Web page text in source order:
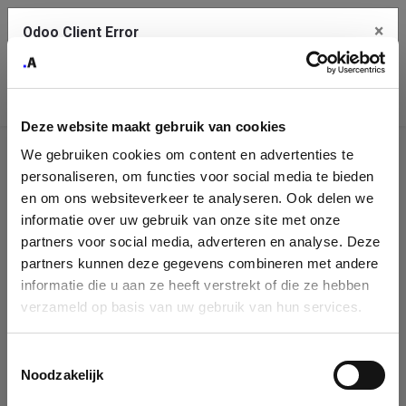
Deze website maakt gebruik van cookies
We gebruiken cookies om content en advertenties te
personaliseren, om functies voor social media te bieden
en om ons websiteverkeer te analyseren. Ook delen we
informatie over uw gebruik van onze site met onze
partners voor social media, adverteren en analyse. Deze
partners kunnen deze gegevens combineren met andere
informatie die u aan ze heeft verstrekt of die ze hebben
verzameld op basis van uw gebruik van hun services.
Noodzakelijk
Company
Identification
Please fill in your company details
You can search a company in our database by name, VAT or
enterprise ID. When a company is selected it will auto-complete the
form. If you don't find your company in our database, you can create
Odoo Client Error ×
service.
See details
Ok